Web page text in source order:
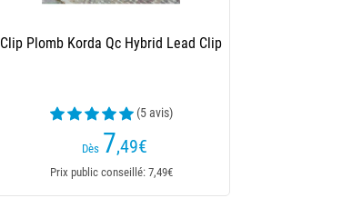
Clip Plomb Carp Spirit Metal Lead Clips
8,29€
Prix public conseillé: 8,29€